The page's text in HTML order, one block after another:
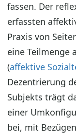
fassen. Der
erfassten
Praxis von
eine Teilmenge
(affektive
Dezentrierung
Subjekts trägt
einer
bei, mit